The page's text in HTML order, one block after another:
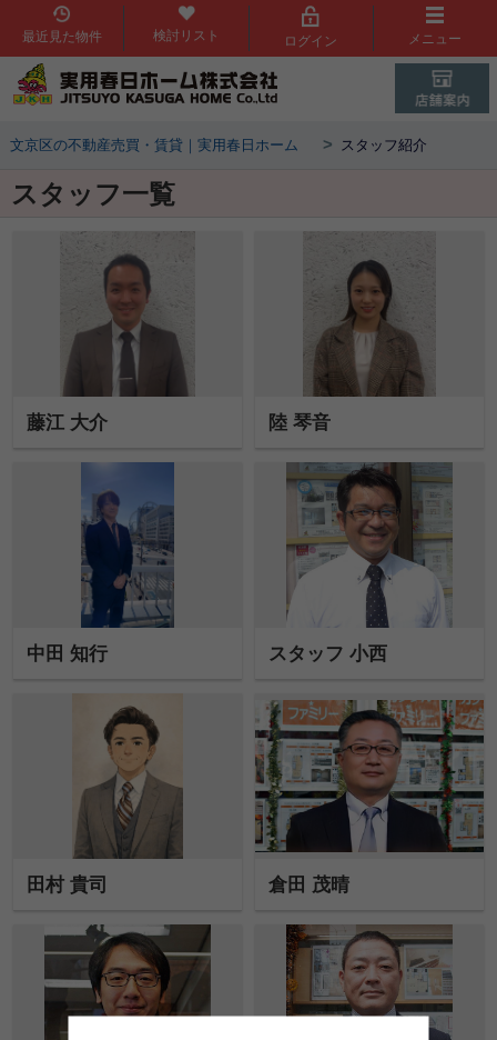
最近見た物件 検討リスト ログイン メニュー
文京区の不動産売買・賃貸｜実用春日ホーム > スタッフ紹介
スタッフ一覧
藤江 大介 陸 琴音
中田 知行 スタッフ 小西
田村 貴司 倉田 茂晴